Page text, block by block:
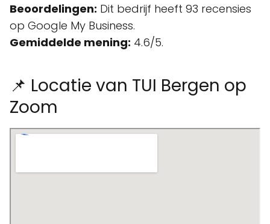
Beoordelingen: Dit bedrijf heeft 93 recensies
op Google My Business.
Gemiddelde mening: 4.6/5.
📌 Locatie van TUI Bergen op
Zoom